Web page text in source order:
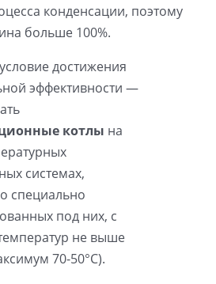
конденсации, поэтому
больше 100%.
достижения
эффективности —
котлы на
системах,
специально
под них, с
не выше
70-50°С).